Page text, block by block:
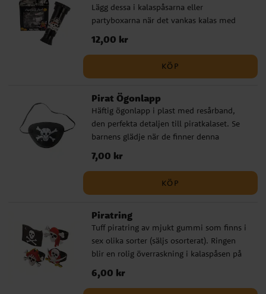
Lägg dessa i kalaspåsarna eller
partyboxarna när det vankas kalas med
pirattema. Teleskopen är ca 7-11 cm stora
och säljs styckvis.
Pris:12,00 kr
12,00 kr
KÖP
Pirat Ögonlapp
Häftig ögonlapp i plast med resårband,
den perfekta detaljen till piratkalaset. Se
barnens glädje när de finner denna
ögonlapp i kalaspåsen! Pris avser 1 st.
ögonlapp. Ögonlappen är ca 8 x 6 cm stor.
Pris: 7,00 kr
7,00 kr
KÖP
Piratring
Tuff piratring av mjukt gummi som finns i
sex olika sorter (säljs osorterat). Ringen
blir en rolig överraskning i kalaspåsen på
piratkalaset! Piratringen är ca 1,5 cm i
innermått och passar de flesta barn, ca 3x3
Pris:6,00 kr
6,00 kr